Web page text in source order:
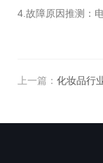
4.故障原因推测：
上一篇： 化妆品行